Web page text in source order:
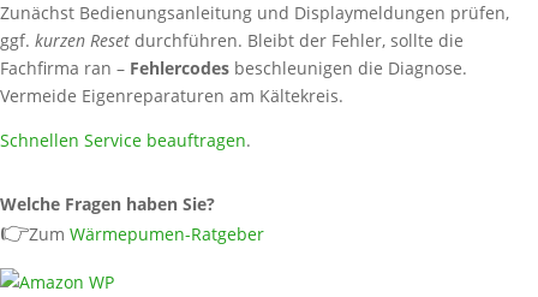
Zunächst Bedienungsanleitung und Displaymeldungen prüfen,
ggf. kurzen Reset durchführen. Bleibt der Fehler, sollte die
Fachfirma ran – Fehlercodes beschleunigen die Diagnose.
Vermeide Eigenreparaturen am Kältekreis.
Schnellen Service beauftragen.
Welche Fragen haben Sie?
👉Zum Wärmepumen-Ratgeber